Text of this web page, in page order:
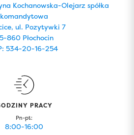
Kochanowska-Olejarz spółka
komandytowa
ul. Pozytywki 7
860 Płochocin
534-20-16-254
PRACY
Pn-pt:
8:00-16:00